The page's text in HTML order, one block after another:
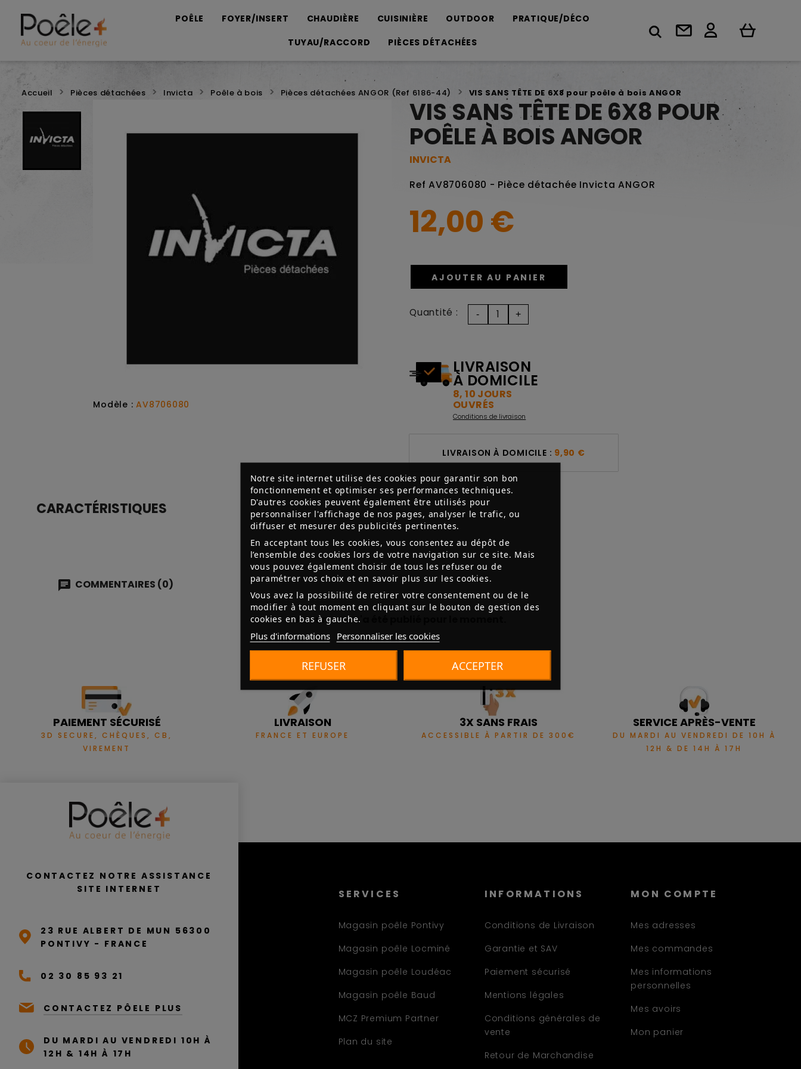
POÊLE FOYER/INSERT CHAUDIÈRE CUISINIÈRE OUTDOOR
PRATIQUE/DÉCO
TUYAU/RACCORD
PIÈCES DÉTACHÉES
Notre site internet utilise des cookies pour garantir son bon
fonctionnement et optimiser ses performances techniques.
D'autres cookies peuvent également être utilisés pour
personnaliser l'affichage de nos pages, analyser le trafic, ou
diffuser et mesurer des publicités pertinentes.
En acceptant tous les cookies, vous consentez au dépôt de
l’ensemble des cookies lors de votre navigation sur ce site. Mais
vous pouvez également choisir de tous les refuser ou de
paramétrer vos choix et en savoir plus sur les cookies.
Vous avez la possibilité de retirer votre consentement ou de le
modifier à tout moment en cliquant sur le bouton de gestion des
cookies en bas à gauche.
Plus d'informations Personnaliser les cookies
REFUSER ACCEPTER
Accueil Pièces détachées Invicta Poêle à bois Pièces détachées ANGOR (Ref 6186-44) VIS SANS TÊTE DE 6X8 pour poêle à bois ANGOR
Modèle :AV8706080
VIS SANS TÊTE DE 6X8 POUR
POÊLE À BOIS ANGOR
INVICTA
Ref AV8706080 - Pièce détachée Invicta ANGOR
12,00 €
AJOUTER AU PANIER
Quantité :
LIVRAISON
À DOMICILE
8, 10 JOURS
OUVRÉS
Conditions de livraison
LIVRAISON À DOMICILE : 9,90 €
CARACTÉRISTIQUES
COMMENTAIRES (0)
Aucun avis n'a été publié pour le moment.
PAIEMENT SÉCURISÉ
3D SECURE, CHÈQUES, CB,
VIREMENT
LIVRAISON
FRANCE ET EUROPE
3X SANS FRAIS
ACCESSIBLE À PARTIR DE 300€
SERVICE APRÈS-VENTE
DU MARDI AU VENDREDI DE 10H À
12H & DE 14H À 17H
CONTACTEZ NOTRE ASSISTANCE
SITE INTERNET
23 RUE ALBERT DE MUN 56300
PONTIVY - FRANCE
02 30 85 93 21
CONTACTEZ PÔELE PLUS
DU MARDI AU VENDREDI 10H À
12H & 14H À 17H
SERVICES
Magasin poêle Pontivy
Magasin poêle Locminé
Magasin poêle Loudéac
Magasin poêle Baud
MCZ Premium Partner
Plan du site
INFORMATIONS
Conditions de Livraison
Garantie et SAV
Paiement sécurisé
Mentions légales
Conditions générales de
vente
Retour de Marchandise
MON COMPTE
Mes adresses
Mes commandes
Mes informations
personnelles
Mes avoirs
Mon panier